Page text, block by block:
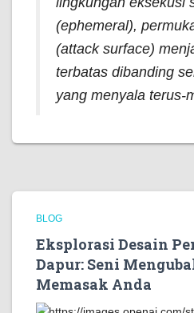
(ephemeral),
(attack surface)
terbatas dibanding
yang menyala terus-
BLOG
Eksplorasi Desain
Dapur: Seni
Memasak Anda